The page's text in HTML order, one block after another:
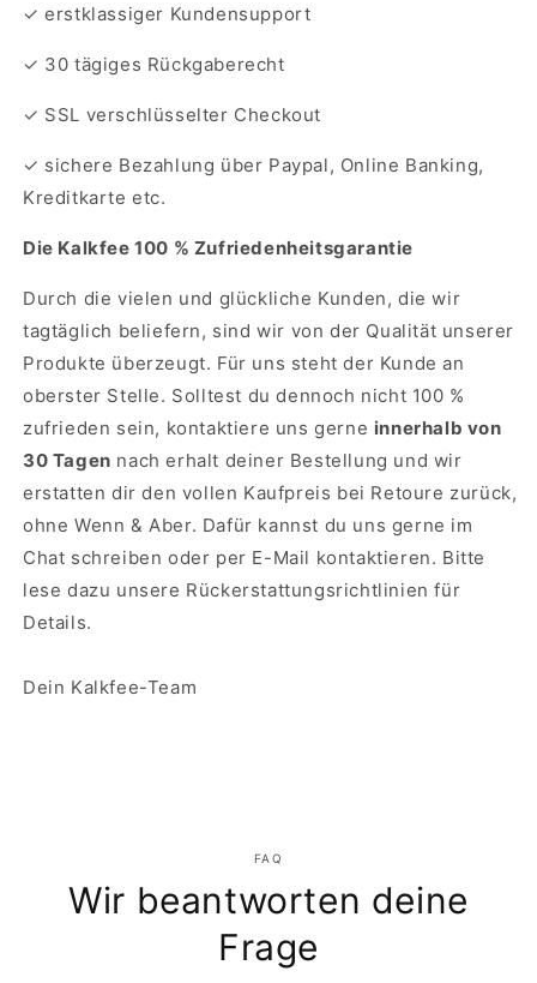
✓ erstklassiger Kundensupport
✓ 30 tägiges Rückgaberecht
✓ SSL verschlüsselter Checkout
✓ sichere Bezahlung über Paypal, Online Banking,
Kreditkarte etc.
Die Kalkfee 100 % Zufriedenheitsgarantie
Durch die vielen und glückliche Kunden, die wir
tagtäglich beliefern, sind wir von der Qualität unserer
Produkte überzeugt. Für uns steht der Kunde an
oberster Stelle. Solltest du dennoch nicht 100 %
zufrieden sein, kontaktiere uns gerne innerhalb von
30 Tagen nach erhalt deiner Bestellung und wir
erstatten dir den vollen Kaufpreis bei Retoure zurück,
ohne Wenn & Aber. Dafür kannst du uns gerne im
Chat schreiben oder per E-Mail kontaktieren. Bitte
lese dazu unsere Rückerstattungsrichtlinien für
Details.
Dein Kalkfee-Team
FAQ
Wir beantworten deine
Frage